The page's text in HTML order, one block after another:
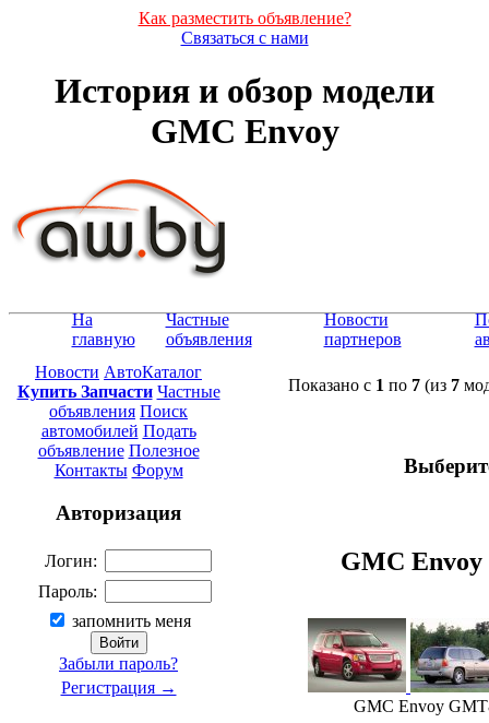
Как разместить объявление?
Связаться с нами
История и обзор модели
GMC Envoy
На
главную
Частные
объявления
Новости
партнеров
Новости АвтоКаталог
Купить Запчасти Частные
объявления Поиск
автомобилей Подать
объявление Полезное
Контакты Форум
Авторизация
Логин:
Пароль:
запомнить меня
Забыли пароль?
Регистрация →
Показано с 1 по 7(из 7
GMC Envoy
GMC Envoy